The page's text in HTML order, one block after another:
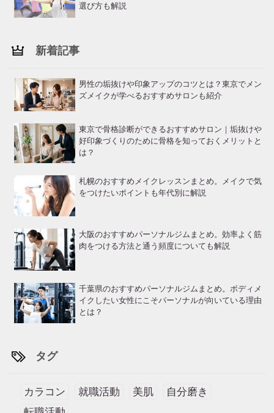
選び方も解説
新着記事
男性の垢抜けや印象アップのコツとは？東京でメン
ズメイクが学べるおすすめサロンも紹介
東京で骨格診断ができるおすすめサロン｜垢抜けや
好印象づくりのために骨格を知っておくメリットと
は？
札幌のおすすめメイクレッスンまとめ。メイクで気
をつけたいポイントも年代別に解説
大阪のおすすめパーソナルジムまとめ。効率よく筋
肉をつける方法と通う頻度についても解説
千葉県のおすすめパーソナルジムまとめ。ボディメ
イクしたい女性にこそパーソナルが向いている理由
とは？
タグ
カラコン 就職活動 美肌
自分磨き